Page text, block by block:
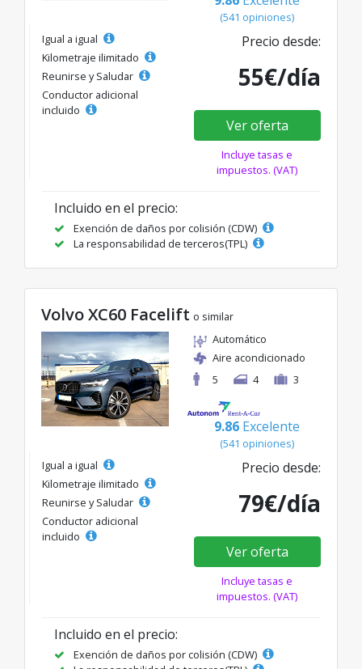
(541 opiniones)
Igual a igual
Kilometraje ilimitado
Reunirse y Saludar
Conductor adicional
incluido
Precio desde:
55€/día
Ver oferta
Incluye tasas e
impuestos. (VAT)
Incluido en el precio:
Exención de daños por colisión (CDW)
La responsabilidad de terceros(TPL)
Volvo XC60 Facelift o similar
Automático
Aire acondicionado
5
4 3
9.86 Excelente
(541 opiniones)
Igual a igual
Kilometraje ilimitado
Reunirse y Saludar
Conductor adicional
incluido
Precio desde:
79€/día
Ver oferta
Incluye tasas e
impuestos. (VAT)
Incluido en el precio:
Exención de daños por colisión (CDW)